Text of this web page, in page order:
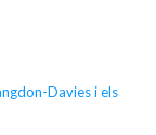
Davies i els